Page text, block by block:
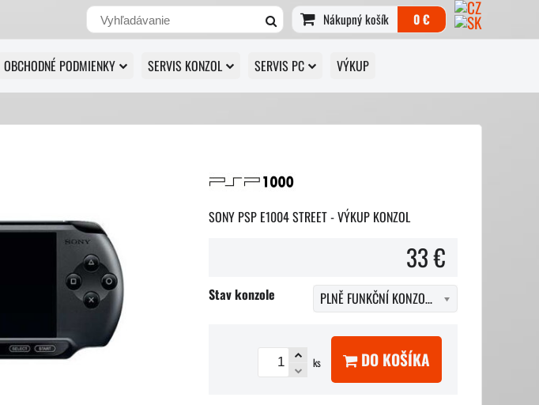
Nákupný košík 0 €
OBCHODNÉ PODMIENKY SERVIS KONZOL SERVIS PC VÝKUP
SONY PSP E1004 STREET - VÝKUP KONZOL
33 €
Stav konzole PLNĚ FUNKČNÍ KONZOLE + příslušenstvím ( nabíječka, karta, pouzdro, krabička, popř. hra )
ks DO KOŠÍKA